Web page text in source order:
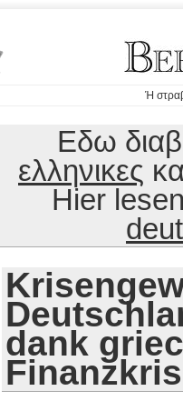
Ή
Εδω
ελληνικες
Hier
dank